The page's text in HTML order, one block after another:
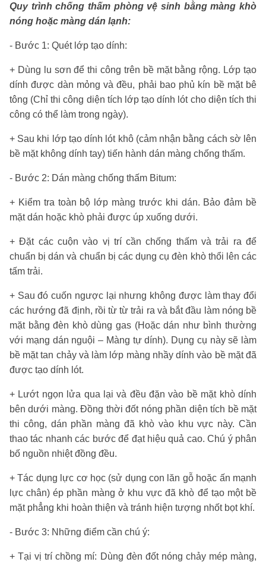
Quy trình chống thấm phòng vệ sinh bằng màng khò
nóng hoặc màng dán lạnh:
- Bước 1: Quét lớp tạo dính:
+ Dùng lu sơn để thi công trên bề mặt bằng rộng. Lớp tạo
dính được dàn mỏng và đều, phải bao phủ kín bề mặt bê
tông (Chỉ thi công diện tích lớp tạo dính lót cho diện tích thi
công có thể làm trong ngày).
+ Sau khi lớp tạo dính lót khô (cảm nhận bằng cách sờ lên
bề mặt không dính tay) tiến hành dán màng chống thấm.
- Bước 2: Dán màng chống thấm Bitum:
+ Kiểm tra toàn bộ lớp màng trước khi dán. Bảo đảm bề
mặt dán hoặc khò phải được úp xuống dưới.
+ Đặt các cuộn vào vị trí cần chống thấm và trải ra để
chuẩn bị dán và chuẩn bị các dụng cụ đèn khò thổi lên các
tấm trải.
+ Sau đó cuốn ngược lại nhưng không được làm thay đổi
các hướng đã định, rồi từ từ trải ra và bắt đầu làm nóng bề
mặt bằng đèn khò dùng gas (Hoặc dán như bình thường
với mạng dán nguội – Màng tự dính). Dụng cụ này sẽ làm
bề mặt tan chảy và làm lớp màng nhầy dính vào bề mặt đã
được tạo dính lót.
+ Lướt ngọn lửa qua lại và đều đặn vào bề mặt khò dính
bên dưới màng. Đồng thời đốt nóng phần diện tích bề mặt
thi công, dán phần màng đã khò vào khu vực này. Cần
thao tác nhanh các bước để đạt hiệu quả cao. Chú ý phân
bố nguồn nhiệt đồng đều.
+ Tác dụng lực cơ học (sử dụng con lăn gỗ hoặc ấn mạnh
lực chân) ép phần màng ở khu vực đã khò để tạo một bề
mặt phẳng khi hoàn thiện và tránh hiện tượng nhốt bọt khí.
- Bước 3: Những điểm cần chú ý:
+ Tại vị trí chồng mí: Dùng đèn đốt nóng chảy mép màng,